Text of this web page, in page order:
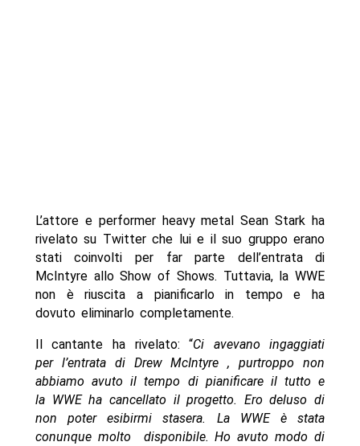
L’attore e performer heavy metal Sean Stark ha
rivelato su Twitter che lui e il suo gruppo erano
stati coinvolti per far parte dell’entrata di
McIntyre allo Show of Shows. Tuttavia, la WWE
non è riuscita a pianificarlo in tempo e ha
dovuto eliminarlo completamente.
Il cantante ha rivelato: “Ci avevano ingaggiati
per l’entrata di Drew McIntyre , purtroppo non
abbiamo avuto il tempo di pianificare il tutto e
la WWE ha cancellato il progetto. Ero deluso di
non poter esibirmi stasera. La WWE è stata
conunque molto disponibile. Ho avuto modo di